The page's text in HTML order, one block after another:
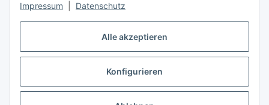
Alle akzeptieren
Konfigurieren
Impressum Datenschutz
Gesetzliche Informationen
Vertrag widerrufen
* Alle Preise inkl. gesetzlicher USt., zzgl.Versand